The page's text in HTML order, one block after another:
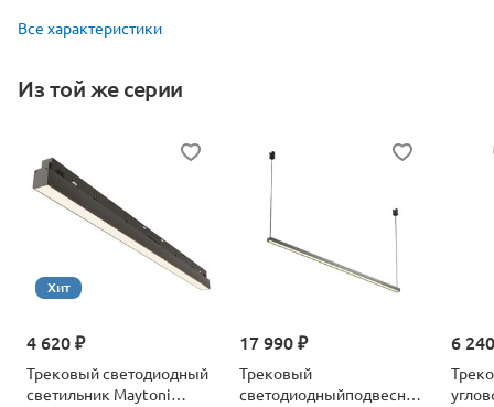
Все характеристики
Из той же серии
Хит
4 620 ₽
Трековый светодиодный
светильник Maytoni
17 990 ₽
Трековый
светодиодныйподвесной
6
угловой